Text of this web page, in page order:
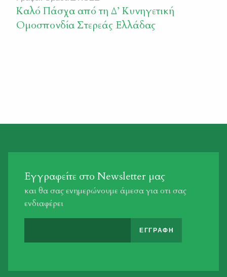
Καλό Πάσχα από τη Δ’ Κυνηγετική
Ομοσπονδία Στερεάς Ελλάδας
Εγγραφείτε στο Newsletter μας
και θα σας ενημερώνουμε άμεσα για οτι σας
ενδιαφέρει